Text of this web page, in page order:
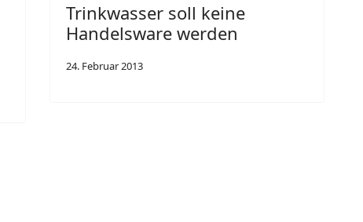
Trinkwasser soll keine
Handelsware werden
24. Februar 2013